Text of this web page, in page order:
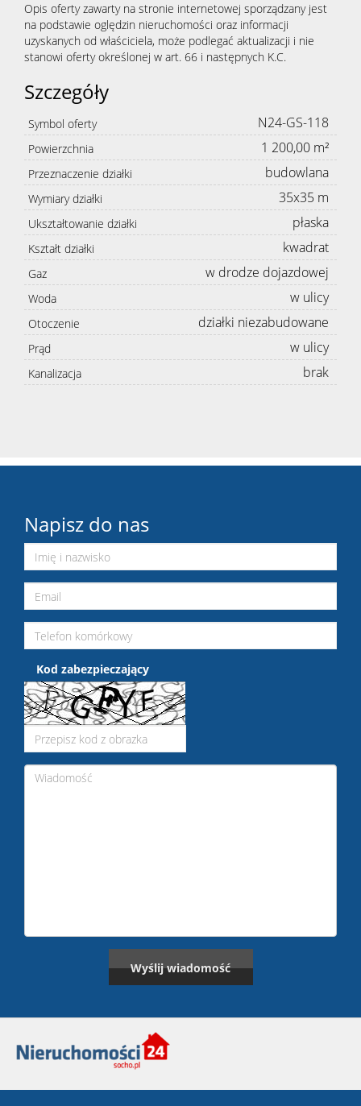
Opis oferty zawarty na stronie internetowej sporządzany jest
na podstawie oględzin nieruchomości oraz informacji
uzyskanych od właściciela, może podlegać aktualizacji i nie
stanowi oferty określonej w art. 66 i następnych K.C.
Szczegóły
Symbol oferty N24-GS-118
Powierzchnia 1 200,00 m²
Przeznaczenie działki budowlana
Wymiary działki 35x35 m
Ukształtowanie działki płaska
Kształt działki kwadrat
Gaz w drodze dojazdowej
Woda w ulicy
Otoczenie działki niezabudowane
Prąd w ulicy
Kanalizacja brak
Napisz do nas
Kod zabezpieczający